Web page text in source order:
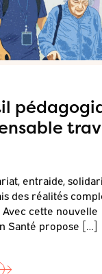
entraide,
des réalités
cette nouvelle
Santé propose […]